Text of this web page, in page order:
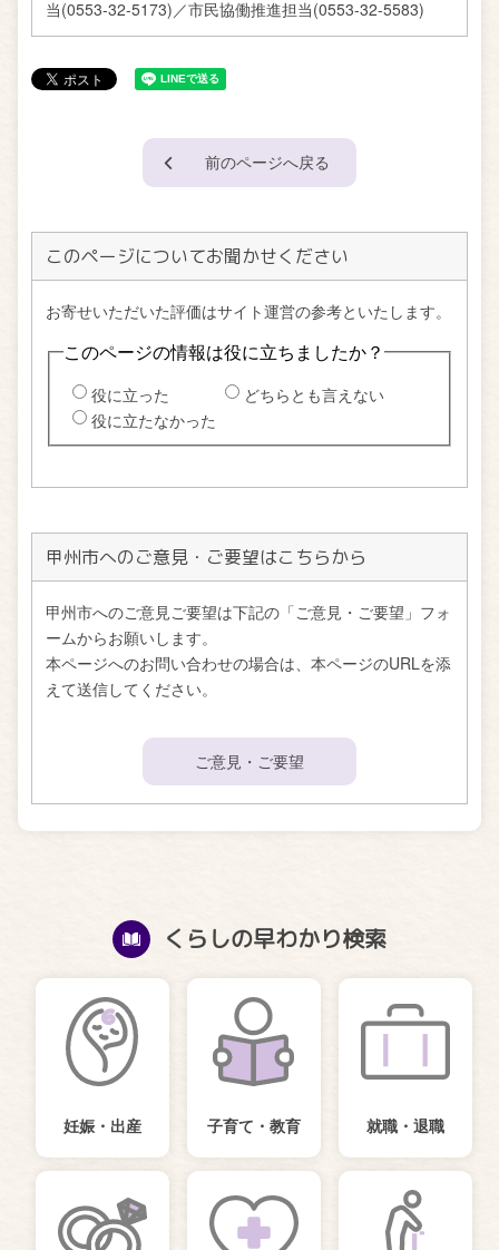
当(0553-32-5173)／市民協働推進担当(0553-32-5583)
前のページへ戻る
このページについてお聞かせください
甲州市へのご意見・ご要望はこちらから
甲州市へのご意見ご要望は下記の「ご意見・ご要望」フォ
ームからお願いします。
本ページへのお問い合わせの場合は、本ページのURLを添
えて送信してください。
ご意見・ご要望
くらしの早わかり検索
妊娠・出産 子育て・教育 就職・退職